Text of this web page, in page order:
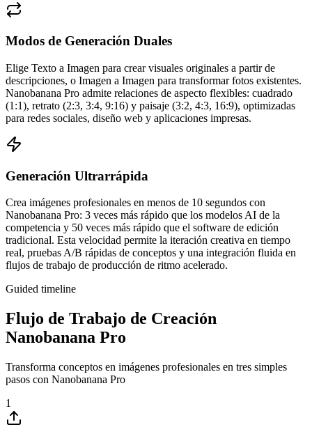
Modos de Generación Duales
Elige Texto a Imagen para crear visuales originales a partir de
descripciones, o Imagen a Imagen para transformar fotos existentes.
Nanobanana Pro admite relaciones de aspecto flexibles: cuadrado
(1:1), retrato (2:3, 3:4, 9:16) y paisaje (3:2, 4:3, 16:9), optimizadas
para redes sociales, diseño web y aplicaciones impresas.
Generación Ultrarrápida
Crea imágenes profesionales en menos de 10 segundos con
Nanobanana Pro: 3 veces más rápido que los modelos AI de la
competencia y 50 veces más rápido que el software de edición
tradicional. Esta velocidad permite la iteración creativa en tiempo
real, pruebas A/B rápidas de conceptos y una integración fluida en
flujos de trabajo de producción de ritmo acelerado.
Guided timeline
Flujo de Trabajo de Creación
Nanobanana Pro
Transforma conceptos en imágenes profesionales en tres simples
pasos con Nanobanana Pro
1